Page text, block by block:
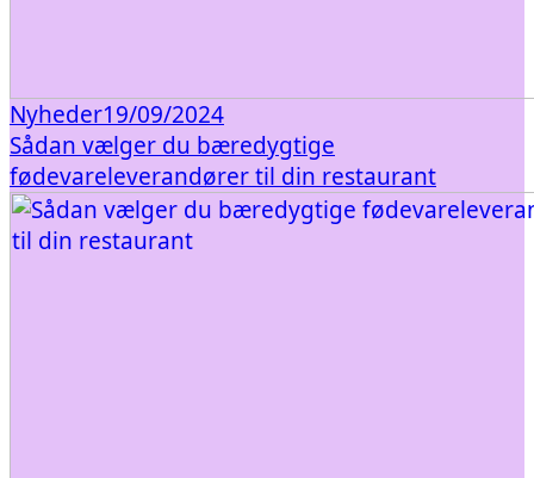
Nyheder19/09/2024
Sådan vælger du bæredygtige
fødevareleverandører til din restaurant